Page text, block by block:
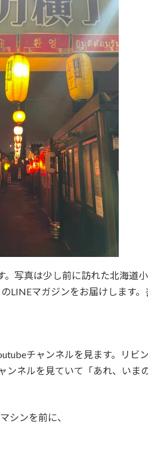
写真は少し前に訪れた北海道小
LINEマガジンをお届けします
チャンネルを見ます。リビ
ンネルを見ていて「あれ、いま
シンを前に、